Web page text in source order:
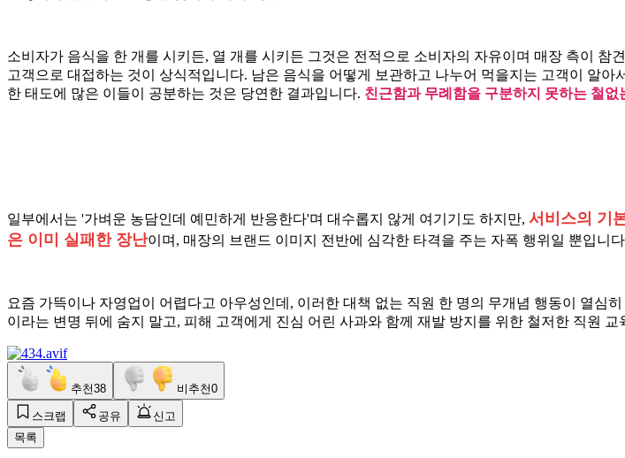
소비자가 음식을 한 개를 시키든, 열 개를 시키든 그것은 전적으로 소비자의 자유이며 매장 측이
고객으로 대접하는 것이 상식적입니다. 남은 음식을 어떻게 보관하고 나누어 먹을지는 고객이 알
한 태도에 많은 이들이 공분하는 것은 당연한 결과입니다. 친근함과 무례함을 구분하지 못하는 철
일부에서는 '가벼운 농담인데 예민하게 반응한다'며 대수롭지 않게 여기기도 하지만, 서비스의 기
은 이미 실패한 장난이며, 매장의 브랜드 이미지 전반에 심각한 타격을 주는 자폭 행위일 뿐입니
요즘 가뜩이나 자영업이 어렵다고 아우성인데, 이러한 대책 없는 직원 한 명의 무개념 행동이 열
이라는 변명 뒤에 숨지 말고, 피해 고객에게 진심 어린 사과와 함께 재발 방지를 위한 철저한 직원
추천38 비추천0
스크랩 공유
신고
목록